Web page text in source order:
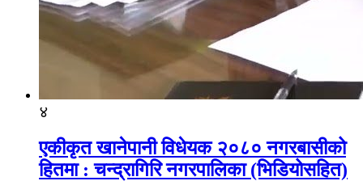
४
एकीकृत खानेपानी विधेयक २०८० नगरबासीको
हितमा : चन्द्रागिरि नगरपालिका (भिडियोसहित)